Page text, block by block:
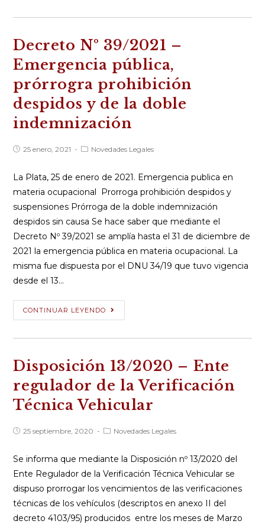
–
suspensión
desalojos
prórroga
de
contratos
congelamiento
precios
de
alquileres
Decreto Nº 39/2021 –
Emergencia pública,
prórrogra prohibición
despidos y de la doble
indemnización
Publicación
entrada:
25 enero, 2021
Categoría
entrada:
Novedades Legales
La Plata, 25 de enero de 2021. Emergencia publica en
materia ocupacional Prorroga prohibición despidos y
suspensiones Prórroga de la doble indemnización
despidos sin causa Se hace saber que mediante el
Decreto Nº 39/2021 se amplía hasta el 31 de diciembre de
2021 la emergencia pública en materia ocupacional. La
misma fue dispuesta por el DNU 34/19 que tuvo vigencia
desde el 13…
CONTINUAR LEYENDO
Nº
39/2021
Emergencia
pública,
prohibición
de
doble
indemnización
Disposición 13/2020 – Ente
regulador de la Verificación
Técnica Vehicular
Publicación
entrada:
25 septiembre, 2020
Categoría
entrada:
Novedades Legales
Se informa que mediante la Disposición nº 13/2020 del
Ente Regulador de la Verificación Técnica Vehicular se
dispuso prorrogar los vencimientos de las verificaciones
técnicas de los vehículos (descriptos en anexo II del
decreto 4103/95) producidos entre los meses de Marzo